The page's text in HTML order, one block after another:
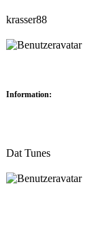
krasser88
Information:
Dat Tunes